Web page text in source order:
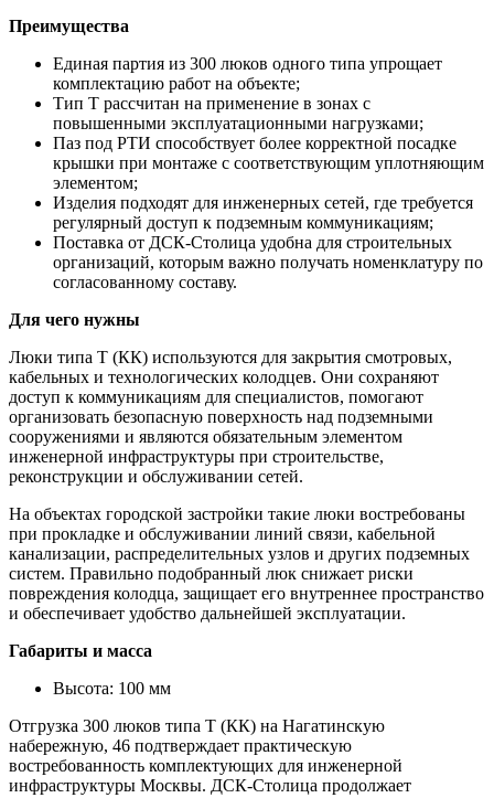
Преимущества
Единая партия из 300 люков одного типа упрощает
комплектацию работ на объекте;
Тип Т рассчитан на применение в зонах с
повышенными эксплуатационными нагрузками;
Паз под РТИ способствует более корректной посадке
крышки при монтаже с соответствующим уплотняющим
элементом;
Изделия подходят для инженерных сетей, где требуется
регулярный доступ к подземным коммуникациям;
Поставка от ДСК-Столица удобна для строительных
организаций, которым важно получать номенклатуру по
согласованному составу.
Для чего нужны
Люки типа Т (КК) используются для закрытия смотровых,
кабельных и технологических колодцев. Они сохраняют
доступ к коммуникациям для специалистов, помогают
организовать безопасную поверхность над подземными
сооружениями и являются обязательным элементом
инженерной инфраструктуры при строительстве,
реконструкции и обслуживании сетей.
На объектах городской застройки такие люки востребованы
при прокладке и обслуживании линий связи, кабельной
канализации, распределительных узлов и других подземных
систем. Правильно подобранный люк снижает риски
повреждения колодца, защищает его внутреннее пространство
и обеспечивает удобство дальнейшей эксплуатации.
Габариты и масса
Высота: 100 мм
Отгрузка 300 люков типа Т (КК) на Нагатинскую
набережную, 46 подтверждает практическую
востребованность комплектующих для инженерной
инфраструктуры Москвы. ДСК-Столица продолжает